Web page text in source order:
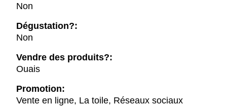
Non
Dégustation?:
Non
Vendre des produits?:
Ouais
Promotion:
Vente en ligne, La toile, Réseaux sociaux